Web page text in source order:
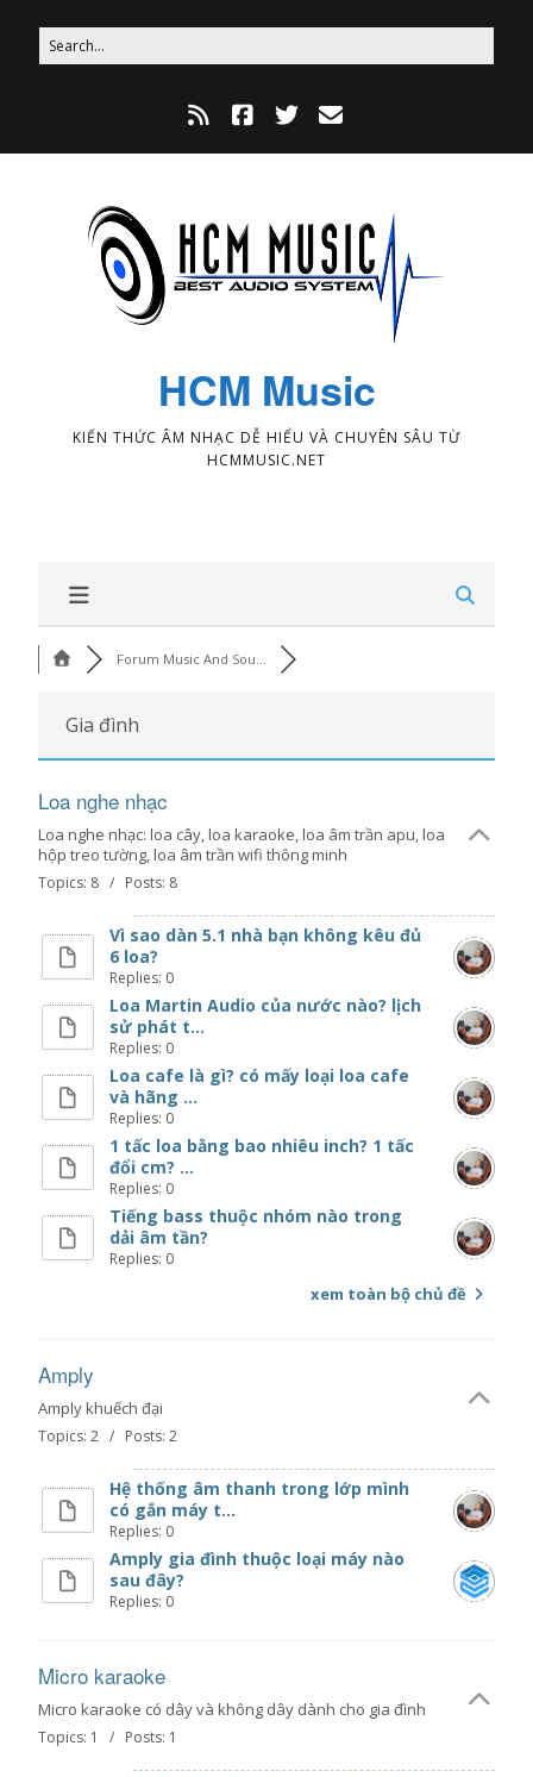
HCM Music
KIẾN THỨC ÂM NHẠC DỄ HIỂU VÀ CHUYÊN SÂU TỪ
HCMMUSIC.NET
Forum Music And Sou...
Gia đình
Loa nghe nhạc
Loa nghe nhạc: loa cây, loa karaoke, loa âm trần apu, loa
hộp treo tường, loa âm trần wifi thông minh
Topics: 8 / Posts: 8
Vì sao dàn 5.1 nhà bạn không kêu đủ
6 loa?
Replies: 0
Loa Martin Audio của nước nào? lịch
sử phát t...
Replies: 0
Loa cafe là gì? có mấy loại loa cafe
và hãng ...
Replies: 0
1 tấc loa bằng bao nhiêu inch? 1 tấc
đổi cm? ...
Replies: 0
Tiếng bass thuộc nhóm nào trong
dải âm tần?
Replies: 0
xem toàn bộ chủ đề
Amply
Amply khuếch đại
Topics: 2 / Posts: 2
Hệ thống âm thanh trong lớp mình
có gắn máy t...
Replies: 0
Amply gia đình thuộc loại máy nào
sau đây?
Replies: 0
Micro karaoke
Micro karaoke có dây và không dây dành cho gia đình
Topics: 1 / Posts: 1